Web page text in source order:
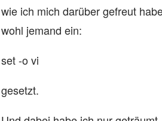
wie ich mich darüber gefreut
wohl jemand ein:
set -o vi
gesetzt.